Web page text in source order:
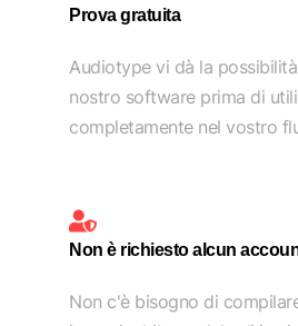
Prova gratuita
Audiotype vi dà la
nostro software prima di
completamente nel vostro
Non è richiesto alcun
Non c'è bisogno di